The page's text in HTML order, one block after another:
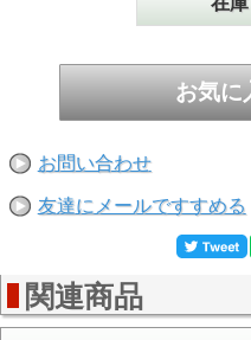
お問い合わせ
友達にメールですすめる
関連商品